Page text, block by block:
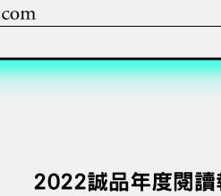
2022誠品年度閱讀